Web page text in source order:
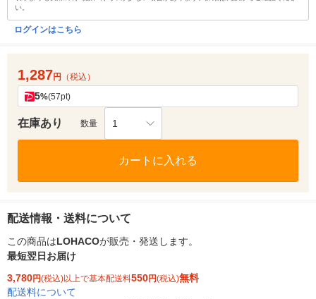
い。
ログインはこちら
1,287円 （税込）
5%(57pt)
在庫あり 数量 1
カートに入れる
配送情報・送料について
この商品はLOHACOが販売・発送します。
最短翌日お届け
3,780円(税込)以上で基本配送料550円(税込)無料
配送料について